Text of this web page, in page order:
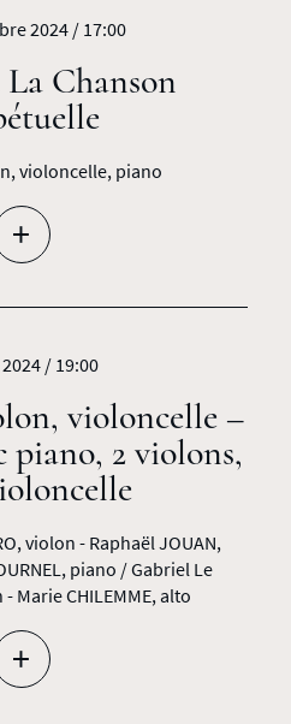
2024 / 17:00
Chanson
violoncelle, piano
+
/ 19:00
violoncelle –
2 violons,
violon - Raphaël JOUAN,
piano / Gabriel Le
- Marie CHILEMME, alto
+